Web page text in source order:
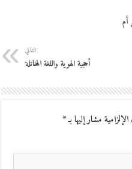
أم
التالي
أحجية الهوية واللغة المخاتلة
مشار إليها بـ*